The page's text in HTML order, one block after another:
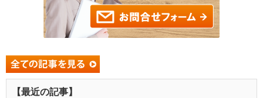
【最近の記事】